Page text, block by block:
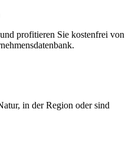
profitieren Sie kostenfrei von
in der Region oder sind